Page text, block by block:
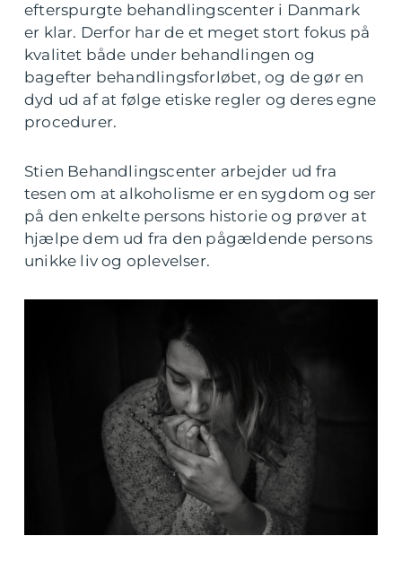
efterspurgte behandlingscenter i Danmark
er klar. Derfor har de et meget stort fokus på
kvalitet både under behandlingen og
bagefter behandlingsforløbet, og de gør en
dyd ud af at følge etiske regler og deres egne
procedurer.
Stien Behandlingscenter arbejder ud fra
tesen om at alkoholisme er en sygdom og ser
på den enkelte persons historie og prøver at
hjælpe dem ud fra den pågældende persons
unikke liv og oplevelser.